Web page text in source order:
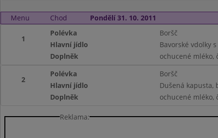
Menu Chod Pondělí 31. 10. 2011
1
Polévka
Boršč
Hlavní jídlo
Bavorské vdolky
Doplněk
ochucené mléko,
2
Polévka
Boršč
Hlavní jídlo
Dušená kapusta,
Doplněk
ochucené mléko,
Reklama: